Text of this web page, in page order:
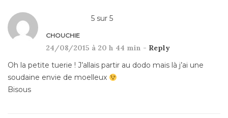
5 sur 5
CHOUCHIE
24/08/2015 à 20 h 44 min - Reply
Oh la petite tuerie ! J’allais partir au dodo mais là j’ai une
soudaine envie de moelleux
Bisous